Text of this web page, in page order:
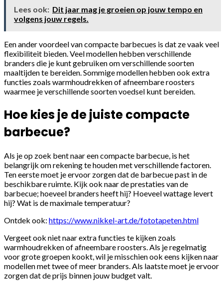
Lees ook: Dit jaar mag je groeien op jouw tempo en
volgens jouw regels.
Een ander voordeel van compacte barbecues is dat ze vaak veel
flexibiliteit bieden. Veel modellen hebben verschillende
branders die je kunt gebruiken om verschillende soorten
maaltijden te bereiden. Sommige modellen hebben ook extra
functies zoals warmhoudrekken of afneembare roosters
waarmee je verschillende soorten voedsel kunt bereiden.
Hoe kies je de juiste compacte
barbecue?
Als je op zoek bent naar een compacte barbecue, is het
belangrijk om rekening te houden met verschillende factoren.
Ten eerste moet je ervoor zorgen dat de barbecue past in de
beschikbare ruimte. Kijk ook naar de prestaties van de
barbecue; hoeveel branders heeft hij? Hoeveel wattage levert
hij? Wat is de maximale temperatuur?
Ontdek ook: https://www.nikkel-art.de/fototapeten.html
Vergeet ook niet naar extra functies te kijken zoals
warmhoudrekken of afneembare roosters. Als je regelmatig
voor grote groepen kookt, wil je misschien ook eens kijken naar
modellen met twee of meer branders. Als laatste moet je ervoor
zorgen dat de prijs binnen jouw budget valt.